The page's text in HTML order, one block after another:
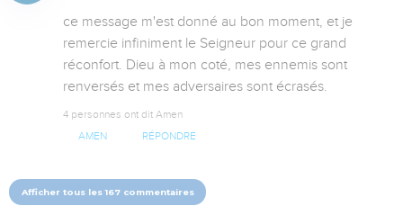
ce message m'est donné au bon moment, et je
remercie infiniment le Seigneur pour ce grand
réconfort. Dieu à mon coté, mes ennemis sont
renversés et mes adversaires sont écrasés.
4 personnes ont dit Amen
AMEN RÉPONDRE
Afficher tous les 167 commentaires